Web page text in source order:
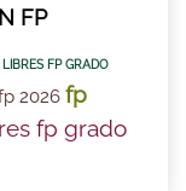
FP
LIBRES FP GRADO
2026 fp
fp grado